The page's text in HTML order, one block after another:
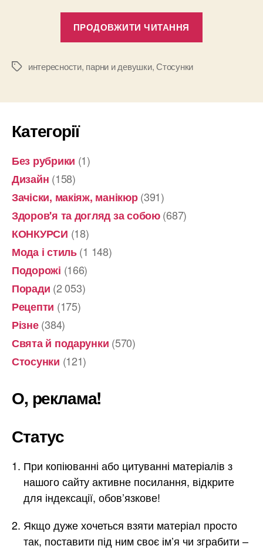
ПРОДОВЖИТИ ЧИТАННЯ
который
Позначкиинтересности, парни и девушки,Стосунки
Категорії
Без рубрики (1)
Дизайн (158)
Зачіски, макіяж, манікюр(391)
Здоров'я та догляд за собою(687)
КОНКУРСИ (18)
Мода і стиль(1 148)
Подорожі (166)
Поради (2 053)
Рецепти (175)
Різне(384)
Свята й подарунки (570)
Стосунки (121)
О, реклама!
Статус
При копіюванні або цитуванні матеріалів з
нашого сайту активне посилання, відкрите
для індексації, обов’язкове!
Якщо дуже хочеться взяти матеріал просто
так, поставити під ним своє ім’я чи зграбити –